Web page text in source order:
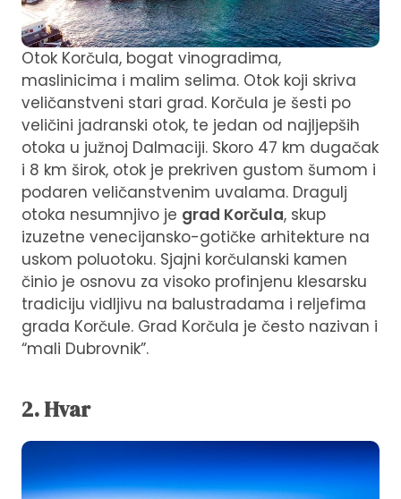
Otok Korčula, bogat vinogradima,
maslinicima i malim selima. Otok koji skriva
veličanstveni stari grad. Korčula je šesti po
veličini jadranski otok, te jedan od najljepših
otoka u južnoj Dalmaciji. Skoro 47 km dugačak
i 8 km širok, otok je prekriven gustom šumom i
podaren veličanstvenim uvalama. Dragulj
otoka nesumnjivo je grad Korčula, skup
izuzetne venecijansko-gotičke arhitekture na
uskom poluotoku. Sjajni korčulanski kamen
činio je osnovu za visoko profinjenu klesarsku
tradiciju vidljivu na balustradama i reljefima
grada Korčule. Grad Korčula je često nazivan i
“mali Dubrovnik”.
2. Hvar